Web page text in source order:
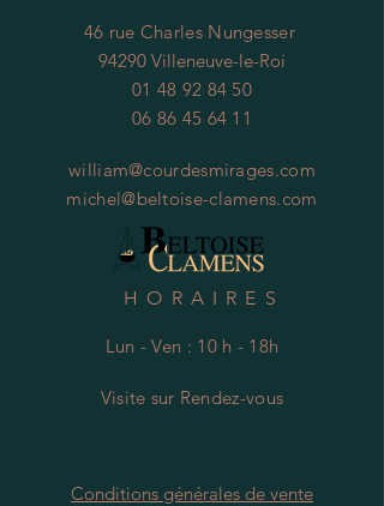
46 rue Charles Nungesser
94290 Villeneuve-le-Roi
01 48 92 84 50
06 86 45 64 11
william@courdesmirages.com
michel@beltoise-clamens.com
HORAIRES
Lun - Ven : 10 h - 18h
Visite sur Rendez-vous
Conditions générales de vente